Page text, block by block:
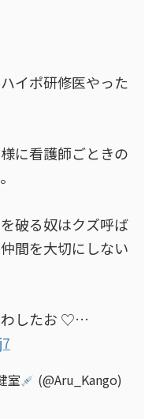
イポ研修医やった
に看護師ごときの
破る奴はクズ呼ば
間を大切にしない
わしたお ♡…
室
(@Aru_Kango)